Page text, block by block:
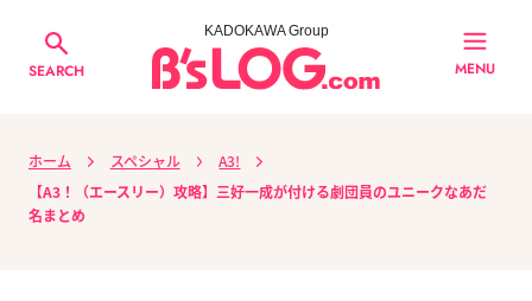
SEARCH
KADOKAWA Group
MENU
ホーム スペシャル
A3!
【A3！（エースリー）攻略】三好一成が付ける劇団員のユニークなあだ
名まとめ